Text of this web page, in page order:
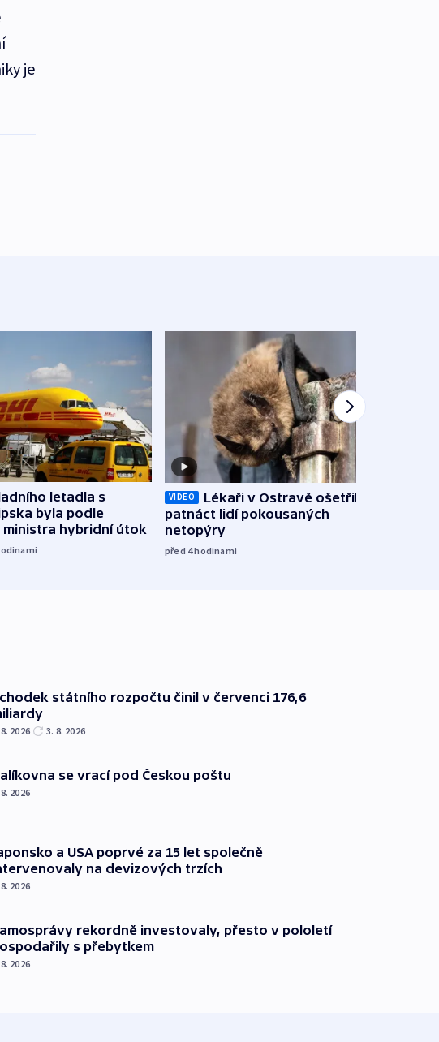
je
letadla s
byla podle
ministra hybridní útok
VIDEO
Lékaři v Ostravě ošetřili už
patnáct lidí pokousaných
netopýry
před 4hodinami
státního rozpočtu činil v červenci 176,6
2026 3. 8. 2026
se vrací pod Českou poštu
2026
a USA poprvé za 15 let společně
na devizových trzích
2026
rekordně investovaly, přesto v pololetí
s přebytkem
2026